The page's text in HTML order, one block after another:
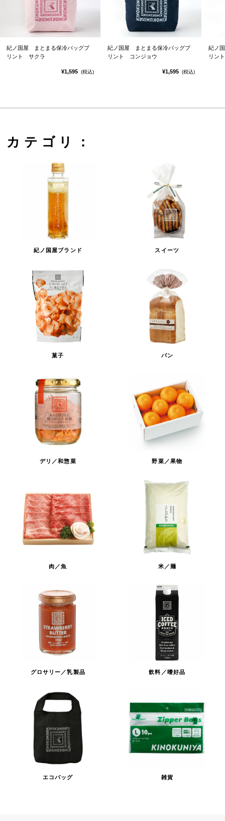
紀ノ国屋 まとまる保冷バッグプ
リント サクラ
¥1,595 (税込)
紀ノ国屋 まとまる保冷バッグプ
リント コンジョウ
¥1,595 (税込)
紀ノ
リン
カテゴリ：
紀ノ国屋ブランド スイーツ
菓子 パン
デリ／和惣菜 野菜／果物
肉／魚 米／麺
グロサリー／乳製品 飲料／嗜好品
エコバッグ 雑貨